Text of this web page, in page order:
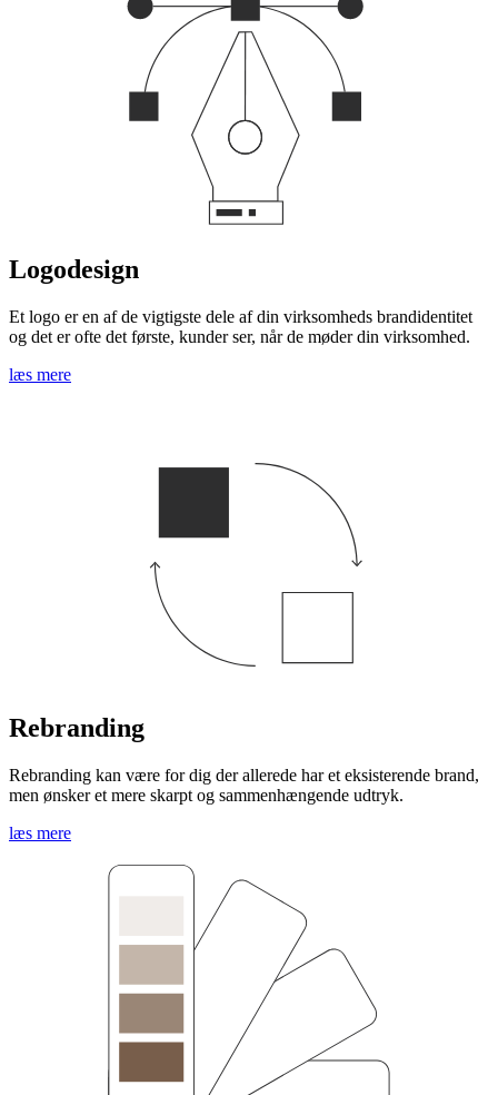
Logodesign
Et logo er en af de vigtigste dele af din virksomheds brandidentitet
og det er ofte det første, kunder ser, når de møder din virksomhed.
læs mere
Rebranding
Rebranding kan være for dig der allerede har et eksisterende brand,
men ønsker et mere skarpt og sammenhængende udtryk.
læs mere